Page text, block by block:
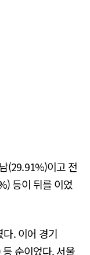
(29.91%)이고 전
등이 뒤를 이었
. 이어 경기
순이었다. 서울